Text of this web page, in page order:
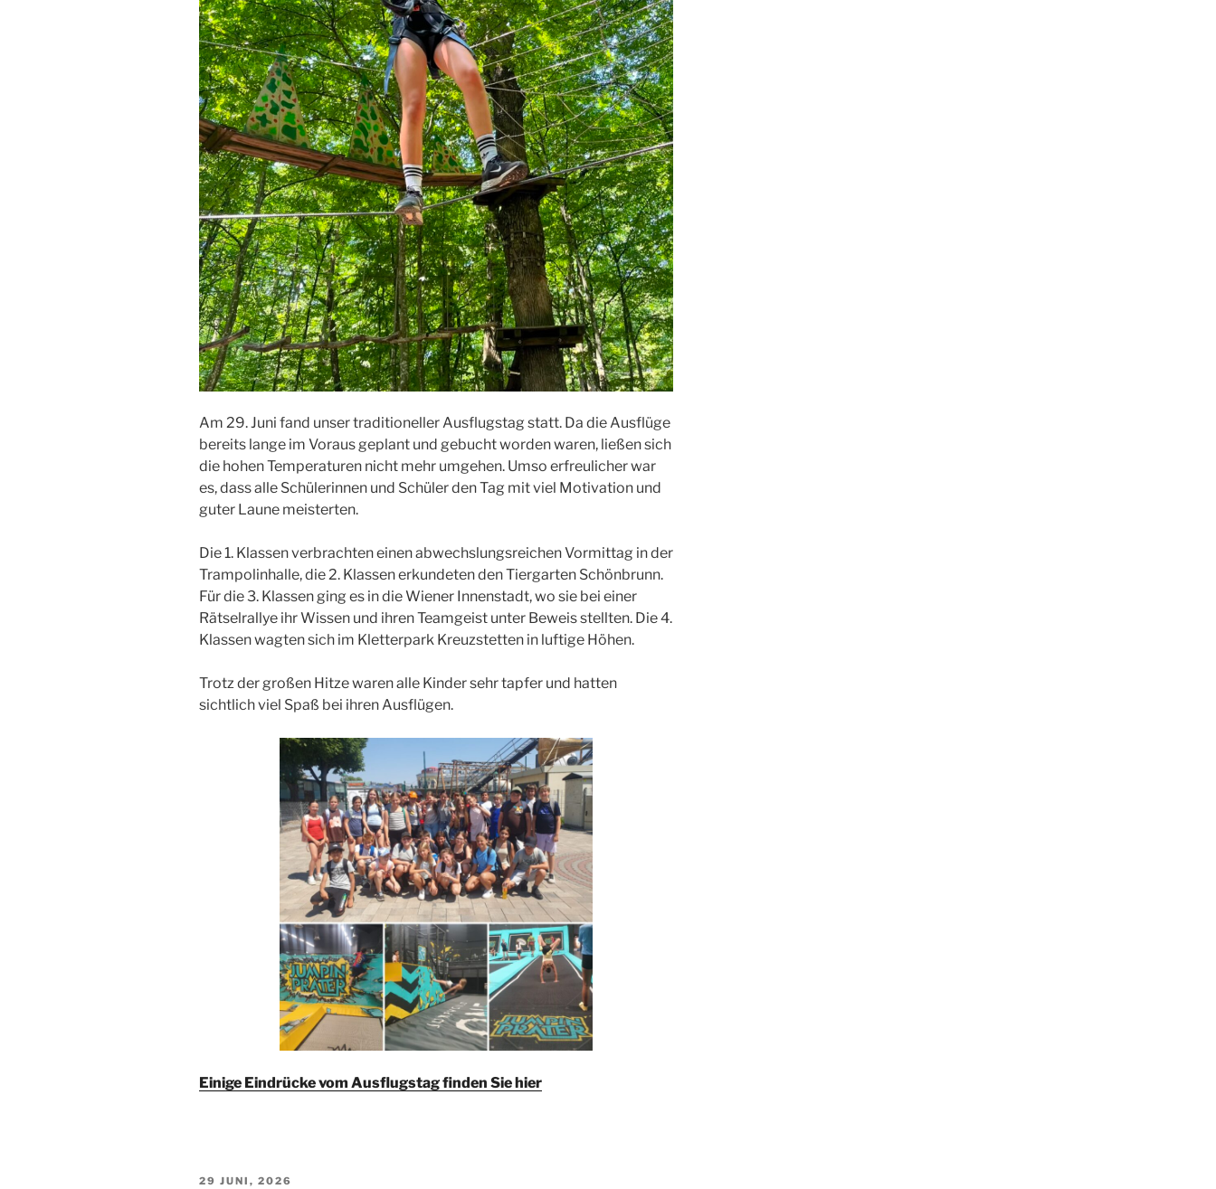
Am 29. Juni fand unser traditioneller Ausflugstag statt. Da die Ausflüge
bereits lange im Voraus geplant und gebucht worden waren, ließen sich
die hohen Temperaturen nicht mehr umgehen. Umso erfreulicher war
es, dass alle Schülerinnen und Schüler den Tag mit viel Motivation und
guter Laune meisterten.
Die 1. Klassen verbrachten einen abwechslungsreichen Vormittag in der
Trampolinhalle, die 2. Klassen erkundeten den Tiergarten Schönbrunn.
Für die 3. Klassen ging es in die Wiener Innenstadt, wo sie bei einer
Rätselrallye ihr Wissen und ihren Teamgeist unter Beweis stellten. Die 4.
Klassen wagten sich im Kletterpark Kreuzstetten in luftige Höhen.
Trotz der großen Hitze waren alle Kinder sehr tapfer und hatten
sichtlich viel Spaß bei ihren Ausflügen.
Einige Eindrücke vom Ausflugstag finden Sie hier
VERÖFFENTLICHT
29 JUNI, 2026